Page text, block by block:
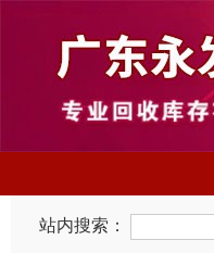
站内搜索：